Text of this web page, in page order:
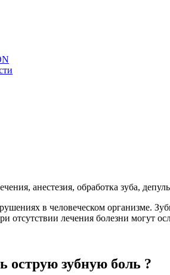
анестезия, обработка зуба,
в человеческом организме.
отсутствии лечения болезни могут
острую зубную боль ?